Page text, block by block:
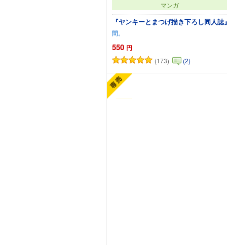
マンガ
『ヤンキーとまつげ描き下ろし同人誌
間。
550 円
(173) (2)
カートに追加